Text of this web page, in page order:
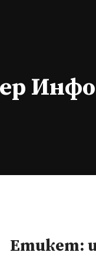
Инфо
Етикет: